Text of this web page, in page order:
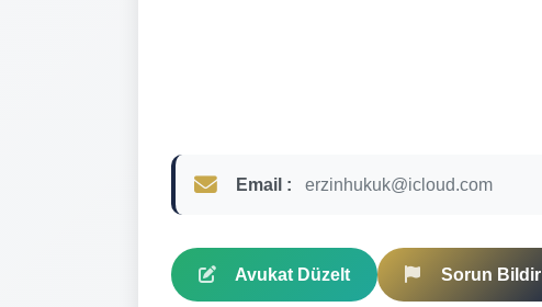
Email : erzinhukuk@icloud.com
Avukat Düzelt Sorun Bildir